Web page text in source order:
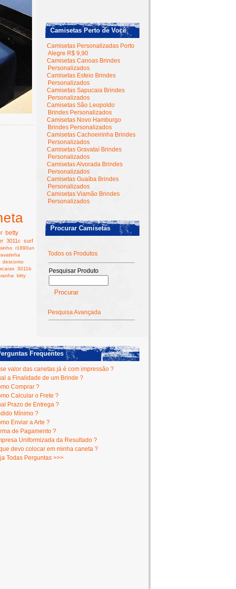
betty
3011c surf
r1890un
desconto
3011b
kitty
Camisetas Perto de Você
Camisetas Personalizadas Porto
Alegre R$ 9,90
Camisetas Canoas Brindes
Personalizados
Camisetas Esteio Brindes
Personalizados
Camisetas Sapucaia Brindes
Personalizados
Camisetas São Leopoldo
Brindes Personalizados
Camisetas Novo Hamburgo
Brindes Personalizados
Camisetas Cachoeirinha Brindes
Personalizados
Camisetas Gravataí Brindes
Personalizados
Camisetas Alvorada Brindes
Personalizados
Camisetas Guaíba Brindes
Personalizados
Camisetas Viamão Brindes
Personalizados
Procurar Camisetas
Todos os Produtos
Pesquisar Produto
Pesquisa Avançada
Frequentes
valor das canetas já é com impressão ?
a Finalidade de um Brinde ?
Comprar ?
Calcular o Frete ?
Prazo de Entrega ?
Mínimo ?
Enviar a Arte ?
de Pagamento ?
Uniformizada da Resultado ?
devo colocar em minha caneta ?
Todas Perguntas >>>